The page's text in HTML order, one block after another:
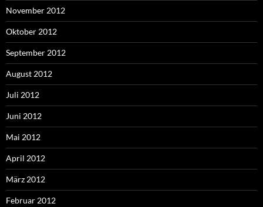
November 2012
Oktober 2012
September 2012
August 2012
Juli 2012
Juni 2012
Mai 2012
April 2012
März 2012
Februar 2012